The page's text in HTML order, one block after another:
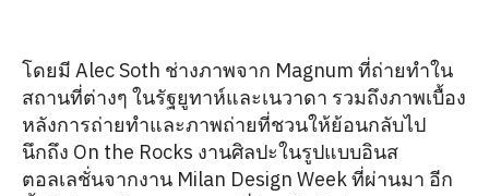
โดยมี Alec Soth ช่างภาพจาก Magnum ที่ถ่ายทำใน
สถานที่ต่างๆ ในรัฐยูทาห์และเนวาดา รวมถึงภาพเบื้อง
หลังการถ่ายทำและภาพถ่ายที่ชวนให้ย้อนกลับไป
นึกถึง On the Rocks งานศิลปะในรูปแบบอินส
ตอลเลชั่นจากงาน Milan Design Week ที่ผ่านมา อีก